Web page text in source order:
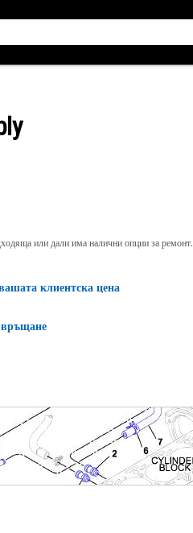
или дали има налични опции за ремонт.
клиентска цена